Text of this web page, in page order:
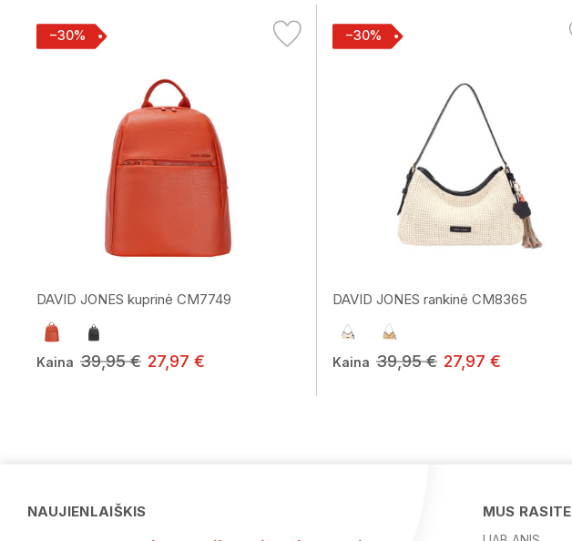
−30%
DAVID JONES kuprinė CM7749
Kaina 39,95 € 27,97 €
−30%
DAVID JONES rankinė CM8365
Kaina 39,95 € 27,97 €
NAUJIENLAIŠKIS MUS RASITE